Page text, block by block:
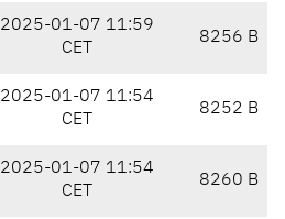
2025-01-07 11:59
CET
8256 B
2025-01-07 11:54
CET
8252 B
2025-01-07 11:54
CET
8260 B